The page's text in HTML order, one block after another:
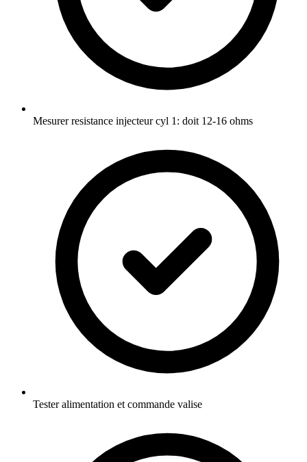
Mesurer resistance injecteur cyl 1: doit 12-16 ohms
Tester alimentation et commande valise